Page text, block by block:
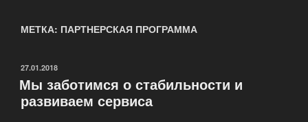
МЕТКА: ПАРТНЕРСКАЯ ПРОГРАММА
ОПУБЛИКОВАНО
27.01.2018
Мы заботимся о стабильности и
развиваем сервиса